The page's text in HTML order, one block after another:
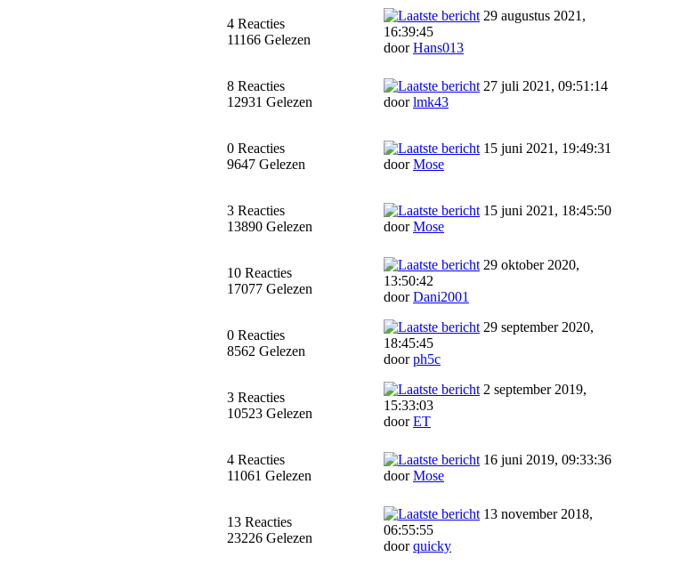
4 Reacties
11166 Gelezen
29 augustus 2021,
16:39:45
doorHans013
8 Reacties
12931 Gelezen
27 juli 2021, 09:51:14
doorlmk43
0 Reacties
9647 Gelezen
15 juni 2021, 19:49:31
doorMose
3 Reacties
13890 Gelezen
15 juni 2021, 18:45:50
doorMose
10 Reacties
17077 Gelezen
29 oktober 2020,
13:50:42
doorDani2001
0 Reacties
8562 Gelezen
29 september 2020,
18:45:45
doorph5c
3 Reacties
10523 Gelezen
2 september 2019,
15:33:03
doorET
4 Reacties
11061 Gelezen
16 juni 2019, 09:33:36
doorMose
13 Reacties
23226 Gelezen
13 november 2018,
06:55:55
doorquicky